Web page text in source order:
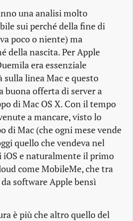
una analisi molto
sui perché della fine di
poco o niente) ma
della nascita. Per Apple
era essenziale
linea Mac e questo
buona offerta di server a
di Mac OS X. Con il tempo
a mancare, visto lo
di Mac (che ogni mese vende
quello che vendeva nel
iOS e naturalmente il primo
come MobileMe, che tra
software Apple bensì
è più che altro quello del